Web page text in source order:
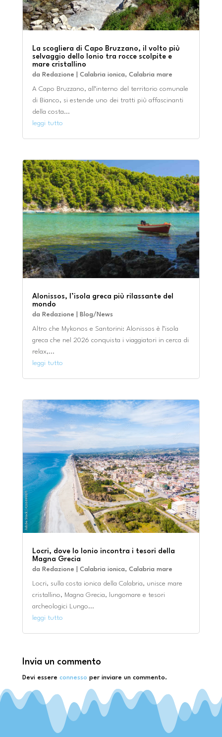
La scogliera di Capo Bruzzano, il volto più
selvaggio dello Ionio tra rocce scolpite e
mare cristallino
da Redazione Calabria ionica, Calabria mare
A Capo Bruzzano, all’interno del territorio comunale
di Bianco, si estende uno dei tratti più affascinanti
della costa...
leggi tutto
Alonissos, l’isola greca più rilassante del
mondo
da Redazione Blog/News
Altro che Mykonos e Santorini: Alonissos è l’isola
greca che nel 2026 conquista i viaggiatori in cerca di
relax,...
leggi tutto
Locri, dove lo Ionio incontra i tesori della
Magna Grecia
da Redazione Calabria ionica, Calabria mare
Locri, sulla costa ionica della Calabria, unisce mare
cristallino, Magna Grecia, lungomare e tesori
archeologici Lungo...
leggi tutto
Invia un commento
Devi essere connesso per inviare un commento.